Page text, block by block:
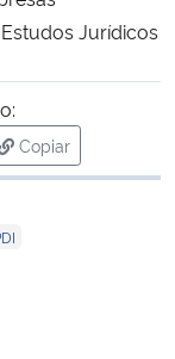
Jurídicos
Copiar
para área de